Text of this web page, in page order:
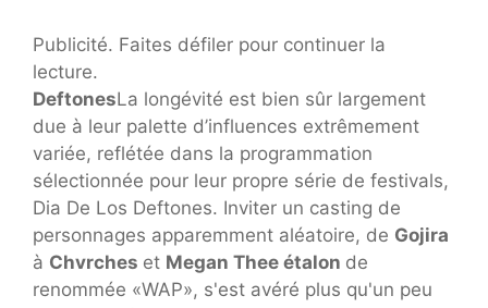
Publicité. Faites défiler pour continuer la
lecture.
DeftonesLa longévité est bien sûr largement
due à leur palette d’influences extrêmement
variée, reflétée dans la programmation
sélectionnée pour leur propre série de festivals,
Dia De Los Deftones. Inviter un casting de
personnages apparemment aléatoire, de Gojira
à Chvrches et Megan Thee étalon de
renommée «WAP», s'est avéré plus qu'un peu